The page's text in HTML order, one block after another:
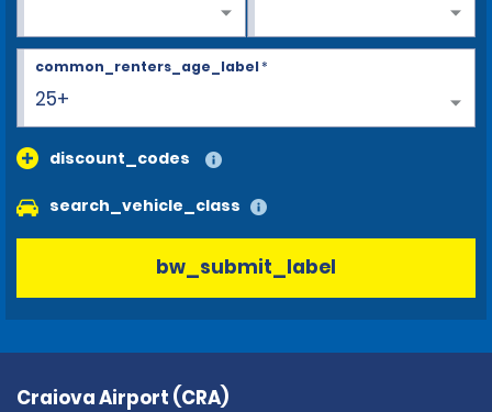
25+
common_renters_age_label*
discount_codes
search_vehicle_class
bw_submit_label
Craiova Airport (CRA)